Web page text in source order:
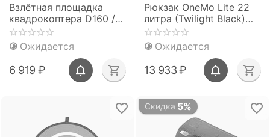
Взлётная площадка
квадрокоптера D160 /
D110 см (утяжелённая)
(PGYTECH)
Ожидается
6 919 ₽
Рюкзак OneMo Lite 22
литра (Twilight Black)
(PGYTECH P-CB-115)
Ожидается
13 933₽
Скидка 5%